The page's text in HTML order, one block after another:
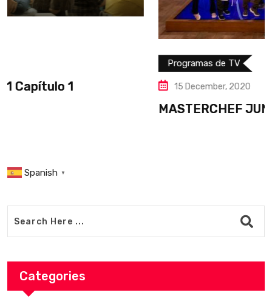
15 December, 2020
MASTERCHEF JUNIOR 8 – PROGRAMA 1
Spanish ▼
Categories